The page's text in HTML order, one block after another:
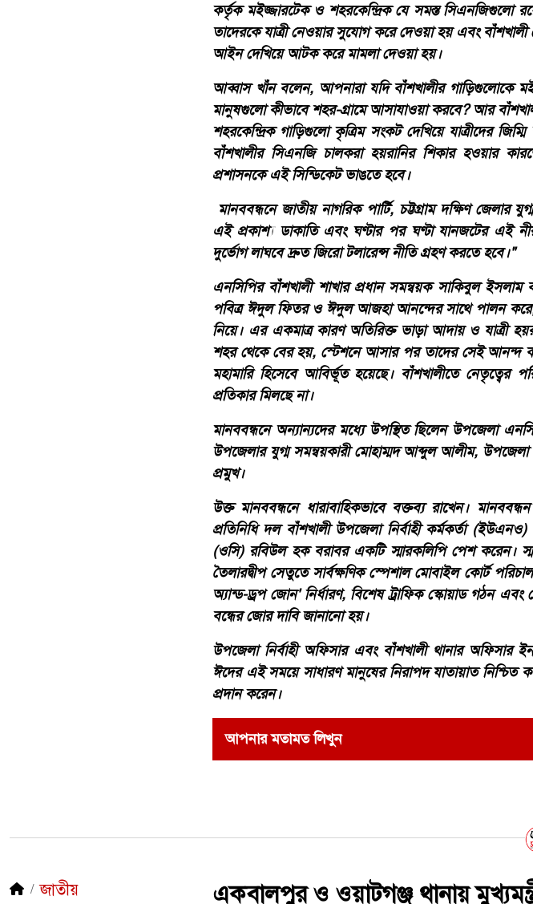
কর্তৃক মইজ্জারটেক ও শহরকেন্দ্রিক যে সমস্ত সিএনজিগুলো
তাদেরকে যাত্রী নেওয়ার সুযোগ করে দেওয়া হয় এবং
আইন দেখিয়ে আটক করে মামলা দেওয়া হয়।
আব্বাস খাঁন বলেন, আপনারা যদি বাঁশখালীর গাড়িগুলোকে
মানুষগুলো কীভাবে শহর-গ্রামে আসাযাওয়া করবে? আর
শহরকেন্দ্রিক গাড়িগুলো কৃত্রিম সংকট দেখিয়ে যাত্রীদের
বাঁশখালীর সিএনজি চালকরা হয়রানির শিকার হওয়ার
প্রশাসনকে এই সিন্ডিকেট ভাঙতে হবে।
মানববন্ধনে জাতীয় নাগরিক পার্টি, চট্টগ্রাম দক্ষিণ
এই প্রকাশ্য ডাকাতি এবং ঘণ্টার পর ঘণ্টা যানজটের এই
দুর্ভোগ লাঘবে দ্রুত জিরো টলারেন্স নীতি গ্রহণ করতে হবে।"
এনসিপির বাঁশখালী শাখার প্রধান সমন্বয়ক সাকিবুল ইসলাম
পবিত্র ঈদুল ফিতর ও ঈদুল আজহা আনন্দের সাথে পালন
নিয়ে। এর একমাত্র কারণ অতিরিক্ত ভাড়া আদায় ও যাত্রী
শহর থেকে বের হয়, স্টেশনে আসার পর তাদের সেই আনন্দ
মহামারি হিসেবে আবির্ভূত হয়েছে। বাঁশখালীতে নেতৃত্বের
প্রতিকার মিলছে না।
মানববন্ধনে অন্যান্যদের মধ্যে উপস্থিত ছিলেন উপজেলা
উপজেলার যুগ্ম সমন্বয়কারী মোহাম্মদ আব্দুল আলীম,
প্রমুখ।
উক্ত মানববন্ধনে ধারাবাহিকভাবে বক্তব্য রাখেন।
প্রতিনিধি দল বাঁশখালী উপজেলা নির্বাহী কর্মকর্তা
(ওসি) রবিউল হক বরাবর একটি স্মারকলিপি পেশ করেন।
তৈলারদ্বীপ সেতুতে সার্বক্ষণিক স্পেশাল মোবাইল কোর্ট
অ্যান্ড-ড্রপ জোন' নির্ধারণ, বিশেষ ট্রাফিক স্কোয়াড গঠন
বন্ধের জোর দাবি জানানো হয়।
​উপজেলা নির্বাহী অফিসার এবং বাঁশখালী থানার অফিসার
ঈদের এই সময়ে সাধারণ মানুষের নিরাপদ যাতায়াত নিশ্চিত
প্রদান করেন।
আপনার মতামত লিখুন
জাতীয় একবালপুর ও ওয়াটগঞ্জ থানায়